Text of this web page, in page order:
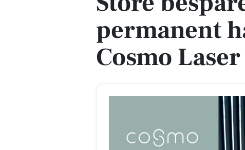
permanent
Cosmo